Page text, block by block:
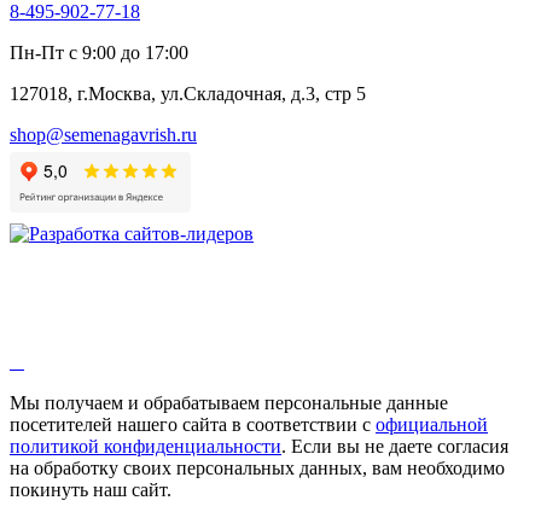
8-495-902-77-18
Пн-Пт с 9:00 до 17:00
127018, г.Москва, ул.Складочная, д.3, стр 5
shop@semenagavrish.ru
Мы получаем и обрабатываем персональные данные
посетителей нашего сайта в соответствии с официальной
политикой конфиденциальности. Если вы не даете согласия
на обработку своих персональных данных, вам необходимо
покинуть наш сайт.